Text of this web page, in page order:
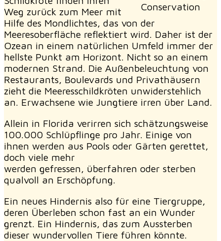
Conservation
Weg zurück zum Meer mit
Hilfe des Mondlichtes, das von der
Meeresoberfläche reflektiert wird. Daher ist der
Ozean in einem natürlichen Umfeld immer der
hellste Punkt am Horizont. Nicht so an einem
modernen Strand. Die Außenbeleuchtung von
Restaurants, Boulevards und Privathäusern
zieht die Meeresschildkröten unwiderstehlich
an. Erwachsene wie Jungtiere irren über Land.
Allein in Florida verirren sich schätzungsweise
100.000 Schlüpflinge pro Jahr. Einige von
ihnen werden aus Pools oder Gärten gerettet,
doch viele mehr
werden gefressen, überfahren oder sterben
qualvoll an Erschöpfung.
Ein neues Hindernis also für eine Tiergruppe,
deren Überleben schon fast an ein Wunder
grenzt. Ein Hindernis, das zum Aussterben
dieser wundervollen Tiere führen könnte.